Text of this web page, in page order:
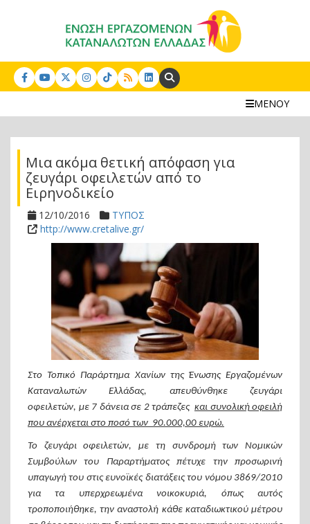
Search:
ΜΕΝΟΥ
Μια ακόμα θετική απόφαση για
ζευγάρι οφειλετών από το
Ειρηνοδικείο
12/10/2016
ΤΥΠΟΣ
http://www.cretalive.gr/
Στο Τοπικό Παράρτημα Χανίων της Ένωσης Εργαζομένων
Καταναλωτών Ελλάδας, απευθύνθηκε ζευγάρι
οφειλετών, με 7 δάνεια σε 2 τράπεζες και συνολική οφειλή
που ανέρχεται στο ποσό των 90.000,00 ευρώ.
Το ζευγάρι οφειλετών, με τη συνδρομή των Νομικών
Συμβούλων του Παραρτήματος πέτυχε την προσωρινή
υπαγωγή του στις ευνοϊκές διατάξεις του νόμου 3869/2010
για τα υπερχρεωμένα νοικοκυριά, όπως αυτός
τροποποιήθηκε, την αναστολή κάθε καταδιωκτικού μέτρου